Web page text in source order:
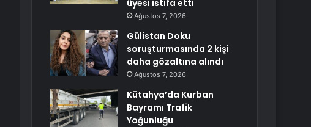
üyesi istifa etti
Ağustos 7, 2026
Gülistan Doku
soruşturmasında 2 kişi
daha gözaltına alındı
Ağustos 7, 2026
Kütahya’da Kurban
Bayramı Trafik
Yoğunluğu